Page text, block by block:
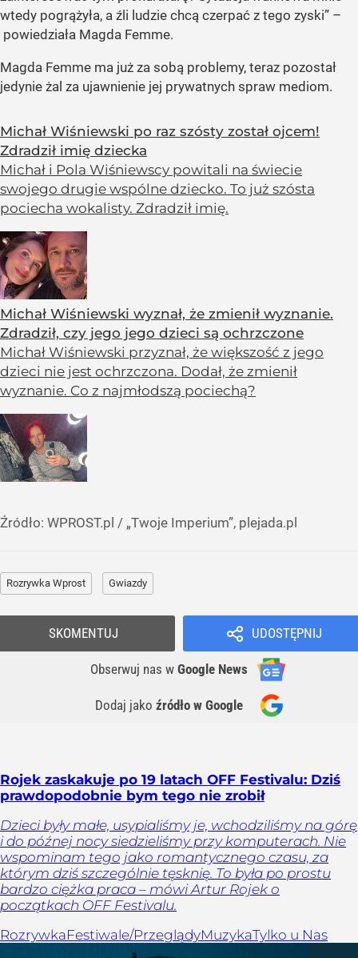
wtedy pogrążyła, a źli ludzie chcą czerpać z tego zyski” –
powiedziała Magda Femme.
Magda Femme ma już za sobą problemy, teraz pozostał
jedynie żal za ujawnienie jej prywatnych spraw mediom.
Michał Wiśniewski po raz szósty został ojcem!
Zdradził imię dziecka
Michał i Pola Wiśniewscy powitali na świecie
swojego drugie wspólne dziecko. To już szósta
pociecha wokalisty. Zdradził imię.
Michał Wiśniewski wyznał, że zmienił wyznanie.
Zdradził, czy jego jego dzieci są ochrzczone
Michał Wiśniewski przyznał, że większość z jego
dzieci nie jest ochrzczona. Dodał, że zmienił
wyznanie. Co z najmłodszą pociechą?
Źródło: WPROST.pl / „Twoje Imperium”, plejada.pl
Rozrywka Wprost Gwiazdy
UDOSTĘPNIJ
Obserwuj nas w Google News
Dodaj jako źródło w Google
SKOMENTUJ
Rojek zaskakuje po 19 latach OFF Festivalu: Dziś
prawdopodobnie bym tego nie zrobił
Dzieci były małe, usypialiśmy je, wchodziliśmy na górę
i do późnej nocy siedzieliśmy przy komputerach. Nie
wspominam tego jako romantycznego czasu, za
którym dziś szczególnie tęsknię. To była po prostu
bardzo ciężka praca – mówi Artur Rojek o
początkach OFF Festivalu.
RozrywkaFestiwale/PrzeglądyMuzykaTylko u Nas